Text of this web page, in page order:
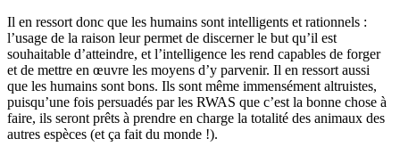
Il en ressort donc que les humains sont intelligents et rationnels :
l’usage de la raison leur permet de discerner le but qu’il est
souhaitable d’atteindre, et l’intelligence les rend capables de forger
et de mettre en œuvre les moyens d’y parvenir. Il en ressort aussi
que les humains sont bons. Ils sont même immensément altruistes,
puisqu’une fois persuadés par les RWAS que c’est la bonne chose à
faire, ils seront prêts à prendre en charge la totalité des animaux des
autres espèces (et ça fait du monde !).